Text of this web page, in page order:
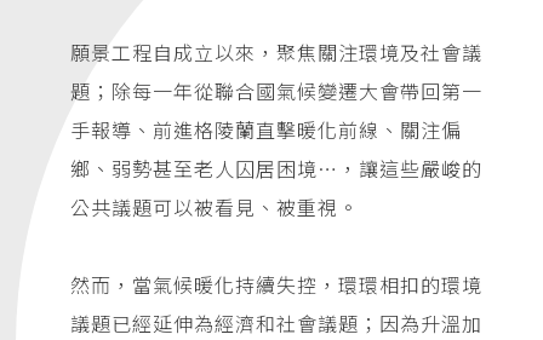
願景工程自成立以來，聚焦關注環境及社會議
題；除每一年從聯合國氣候變遷大會帶回第一
手報導、前進格陵蘭直擊暖化前線、關注偏
鄉、弱勢甚至老人囚居困境…，讓這些嚴峻的
公共議題可以被看見、被重視。
然而，當氣候暖化持續失控，環環相扣的環境
議題已經延伸為經濟和社會議題；因為升溫加